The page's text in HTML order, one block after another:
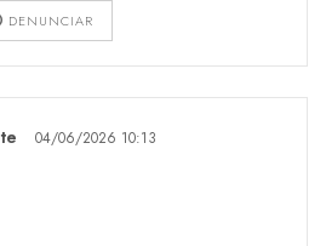
DENUNCIAR
04/06/2026 10:13